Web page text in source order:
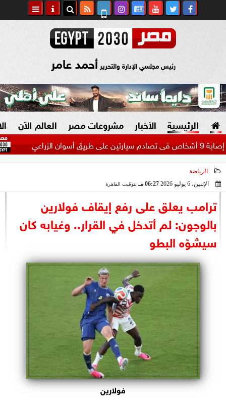
رئيس مجلسي الإدارة والتحرير أحمد عامر
الرئيسية الأخبار
السياسة
الرئاسة
البرلمان
الوزارات
الأحزاب
مشروعات مصر العالم الآن
موعد
الرياضة
الإثنين، 6 يوليو 2026
06:27 مـ بتوقيت القاهرة
ترامب يعلق على رفع إيقاف فولارين
بالوجون: لم أتدخل في القرار.. وغيابه كان
سيشوّه البطو
فولارين